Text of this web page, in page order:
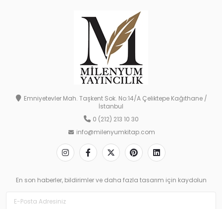
Emniyetevler Mah. Taşkent Sok. No:14/A Çeliktepe Kağıthane /
İstanbul
0 (212) 213 10 30
info@milenyumkitap.com
En son haberler, bildirimler ve daha fazla tasarım için kaydolun